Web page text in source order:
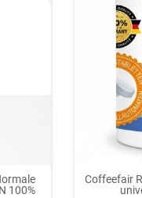
100%
Coffeefair